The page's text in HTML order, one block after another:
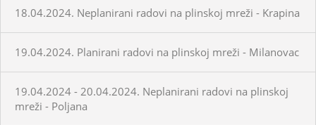
18.04.2024. Neplanirani radovi na plinskoj mreži - Krapina
19.04.2024. Planirani radovi na plinskoj mreži - Milanovac
19.04.2024 - 20.04.2024. Neplanirani radovi na plinskoj
mreži - Poljana